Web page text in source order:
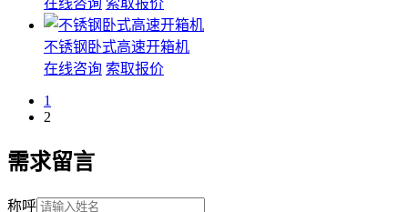
在线咨询 索取报价
不锈钢卧式高速开箱机
在线咨询 索取报价
1
2
需求留言
称呼